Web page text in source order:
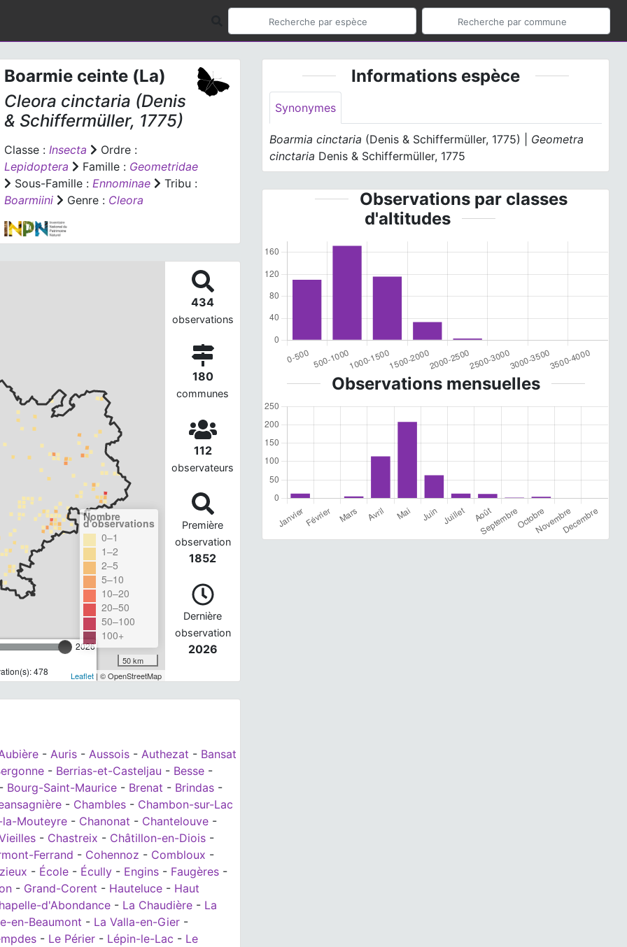
Boarmie ceinte (La)
Cleora cinctaria (Denis
& Schiffermüller, 1775)
Classe : Insecta
Ordre :
Lepidoptera
Famille : Geometridae
Sous-Famille : Ennominae
Tribu :
Boarmiini
Genre : Cleora
2026
478
Nombre
d'observations
0–1
1–2
2–5
5–10
10–20
20–50
50–100
100+
50 km
Leaflet| © OpenStreetMap
434
observations
180
communes
112
observateurs
Première
observation
1852
Dernière
observation
2026
- Auris - Aussois - Authezat - Bansat
- Berrias-et-Casteljau - Besse -
Bourg-Saint-Maurice - Brenat - Brindas -
- Chambles - Chambon-sur-Lac
la-Mouteyre - Chanonat - Chantelouve -
- Chastreix - Châtillon-en-Diois -
Ferrand - Cohennoz - Combloux -
- École - Écully - Engins - Faugères -
- Grand-Corent - Hauteluce - Haut
d'Abondance - La Chaudière - La
en-Beaumont - La Valla-en-Gier -
- Le Périer - Lépin-le-Lac - Le
Informations espèce
Synonymes
Boarmia cinctaria (Denis & Schiffermüller, 1775) | Geometra
cinctaria Denis & Schiffermüller, 1775
Observations par classes
d'altitudes
Observations mensuelles